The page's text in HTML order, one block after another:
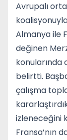
Avrupalı
Almanya ile
değinen
konularında
belirtti.
çalışma
izleneceğini
Fransa’nın